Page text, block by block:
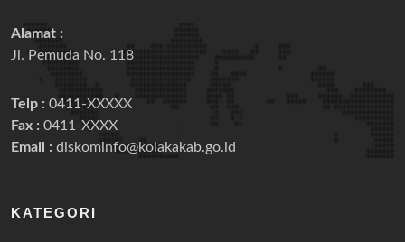
Alamat :
Jl. Pemuda No. 118
Telp : 0411-XXXXX
Fax : 0411-XXXX
Email : diskominfo@kolakakab.go.id
KATEGORI